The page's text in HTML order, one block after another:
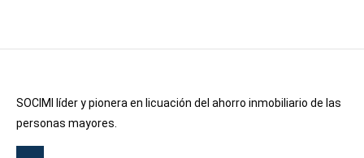
SOCIMI líder y pionera en licuación del ahorro inmobiliario de las
personas mayores.